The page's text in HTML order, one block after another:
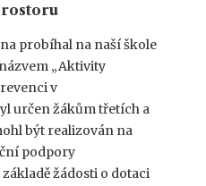
probíhal na naší škole
„Aktivity
v
určen žákům třetích a
být realizován na
podpory
žádosti o dotaci